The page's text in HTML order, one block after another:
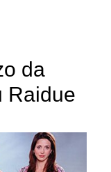
da
Raidue